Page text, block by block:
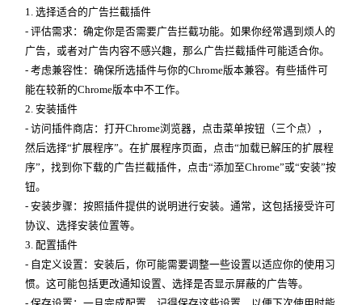
1. 选择适合的广告拦截插件
- 评估需求：确定你是否需要广告拦截功能。如果你经常遇到烦人的
广告，或者对广告内容不感兴趣，那么广告拦截插件可能适合你。
- 考虑兼容性：确保所选插件与你的Chrome版本兼容。有些插件可
能在较新的Chrome版本中不工作。
2. 安装插件
- 访问插件商店：打开Chrome浏览器，点击菜单按钮（三个点），
然后选择“扩展程序”。在扩展程序页面，点击“加载已解压的扩展程
序”，找到你下载的广告拦截插件，点击“添加至Chrome”或“安装”按
钮。
- 安装步骤：按照插件提供的说明进行安装。通常，这包括接受许可
协议、选择安装位置等。
3. 配置插件
- 自定义设置：安装后，你可能需要调整一些设置以适应你的使用习
惯。这可能包括更改通知设置、选择是否显示屏蔽的广告等。